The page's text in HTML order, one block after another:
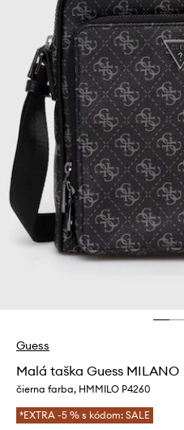
Guess
Malá taška Guess MILANO
čierna farba, HMMILO P4260
*EXTRA -5 % s kódom: SALE